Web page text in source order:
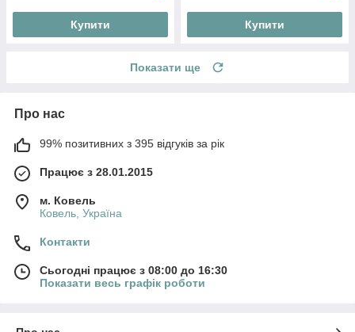
Купити Купити
Показати ще
Про нас
99% позитивних з 395 відгуків за рік
Працює з 28.01.2015
м. Ковель
Ковель, Україна
Контакти
Сьогодні працює з 08:00 до 16:30
Показати весь графік роботи